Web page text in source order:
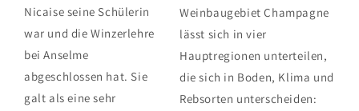
Nicaise seine Schülerin
war und die Winzerlehre
bei Anselme
abgeschlossen hat. Sie
galt als eine sehr
Weinbaugebiet Champagne
lässt sich in vier
Hauptregionen unterteilen,
die sich in Boden, Klima und
Rebsorten unterscheiden: